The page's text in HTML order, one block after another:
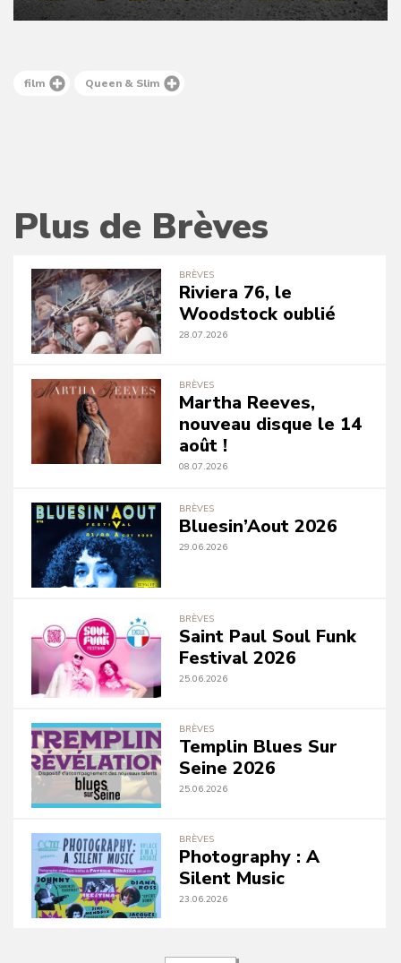
film Queen & Slim
Plus de Brèves
BRÈVES
Riviera 76, le
Woodstock oublié
28.07.2026
BRÈVES
Martha Reeves,
nouveau disque le 14
août !
08.07.2026
BRÈVES
Bluesin’Aout 2026
29.06.2026
BRÈVES
Saint Paul Soul Funk
Festival 2026
25.06.2026
BRÈVES
Templin Blues Sur
Seine 2026
25.06.2026
BRÈVES
Photography : A
Silent Music
23.06.2026